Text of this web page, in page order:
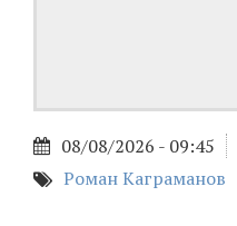
08/08/2026 - 09:45
Роман Каграманов